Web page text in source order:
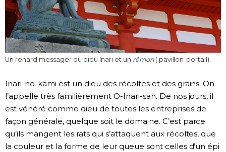
Un renard messager du dieu Inari et un rômon( pavillon-portail).
Inari-no-kami est un dieu des récoltes et des grains. On
l’appelle très familièrement O-Inari-san. De nos jours, il
est vénéré comme dieu de toutes les entreprises de
façon générale, quelque soit le domaine. C’est parce
qu’ils mangent les rats qui s’attaquent aux récoltes, que
la couleur et la forme de leur queue sont celles d’un épi